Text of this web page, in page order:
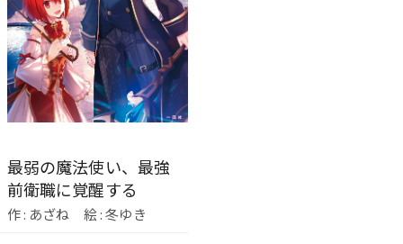
最弱の魔法使い、最強
前衛職に覚醒する
作 : あざね 絵 : 冬ゆき